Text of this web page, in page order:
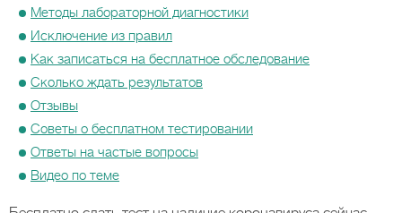
Методы лабораторной диагностики
Исключение из правил
Как записаться на бесплатное обследование
Сколько ждать результатов
Отзывы
Советы о бесплатном тестировании
Ответы на частые вопросы
Видео по теме